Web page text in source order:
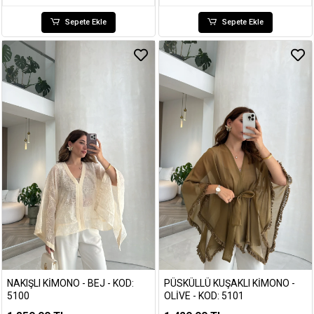
Sepete Ekle Sepete Ekle
NAKIŞLI KIMONO - BEJ - KOD:
5100
PÜSKÜLLÜ KUŞAKLI KIMONO -
OLIVE - KOD: 5101